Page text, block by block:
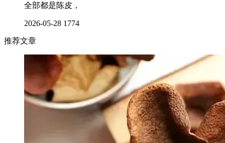
全部都是陈皮，
2026-05-28 1774
推荐文章